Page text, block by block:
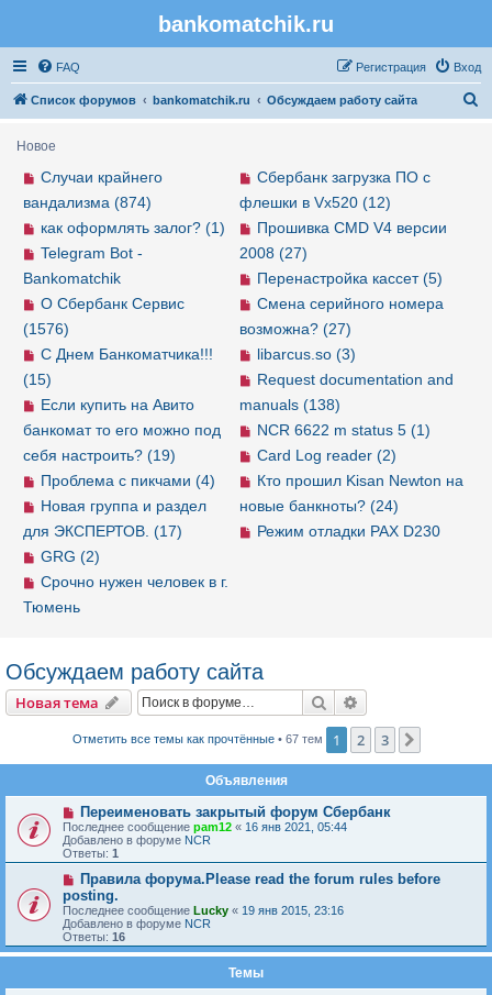
bankomatchik.ru
FAQ Вход
Регистрация
Список форумов bankomatchik.ru Обсуждаем работу сайта
Новое
Сбербанк загрузка ПО с
флешки в Vx520 (12)
Прошивка CMD V4 версии
2008 (27)
Перенастройка кассет (5)
Смена серийного номера
возможна? (27)
libarcus.so (3)
Request documentation and
manuals (138)
NCR 6622 m status 5 (1)
Card Log reader (2)
Кто прошил Kisan Newton на
новые банкноты? (24)
Режим отладки PAX D230
Случаи крайнего
вандализма (874)
как оформлять залог? (1)
Telegram Bot -
Bankomatchik
О Сбербанк Сервис
(1576)
С Днем Банкоматчика!!!
(15)
Если купить на Авито
банкомат то его можно под
себя настроить? (19)
Проблема с пикчами (4)
Новая группа и раздел
для ЭКСПЕРТОВ. (17)
GRG (2)
Срочно нужен человек в г.
Тюмень
Обсуждаем работу сайта
Новая тема
Новаятема Поиск
Отметить все темы как прочтённые• 67 тем 1 2 3
Объявления
Переименовать закрытый форум Сбербанк
Последнее сообщение pam12 « 16 янв 2021, 05:44
Добавлено в форуме NCR
Ответы: 1
Правила форума.Please read the forum rules before
posting.
Последнее сообщение Lucky « 19 янв 2015, 23:16
Добавлено в форуме NCR
Ответы: 16
Темы